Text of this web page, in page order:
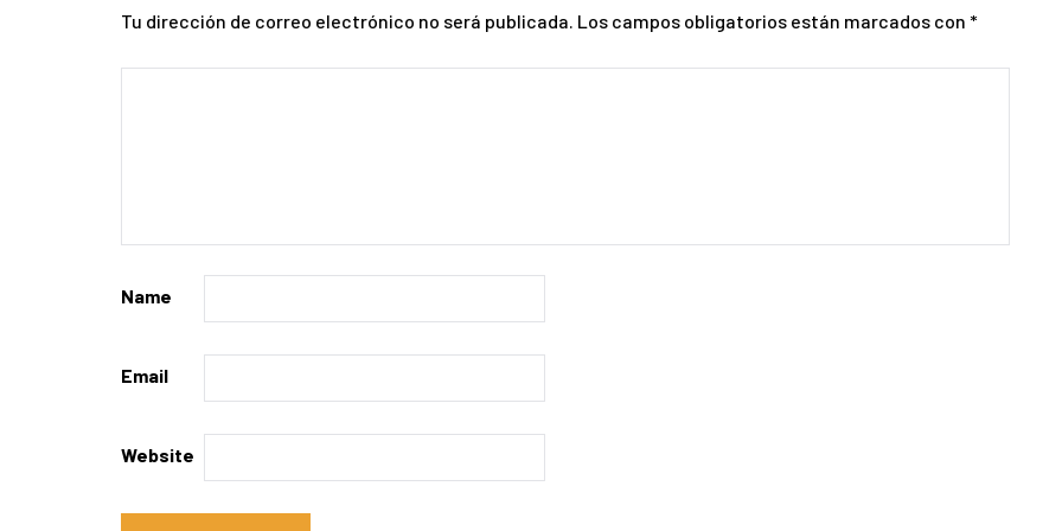
Tu dirección de correo electrónico no será publicada. Los campos obligatorios están marcados con *
Name
Email
Website